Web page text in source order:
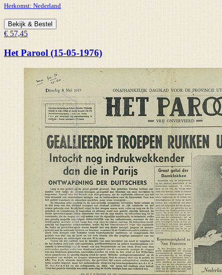
Herkomst: Nederland
Bekijk & Bestel
€ 57,45
Het Parool (15-05-1976)